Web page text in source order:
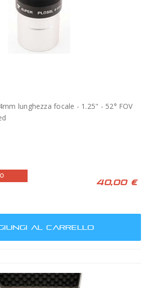
lunghezza focale - 1.25" - 52° FOV
40,00 €
AL CARRELLO